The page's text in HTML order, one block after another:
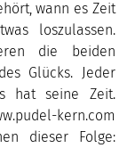
wann es Zeit
loszulassen.
die beiden
Glücks. Jeder
hat seine Zeit.
kern.com
dieser Folge: